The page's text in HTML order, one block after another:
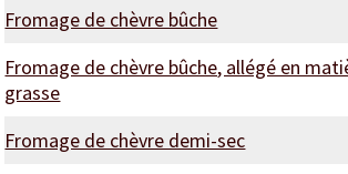
Fromage de chèvre bûche
Fromage de chèvre bûche, allégé en
grasse
Fromage de chèvre demi-sec